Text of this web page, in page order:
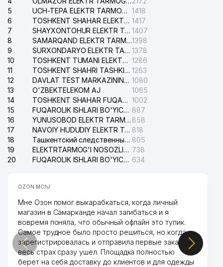
5
UCH-TEPA ELEKTR TARMOG'I NOSOZLIKLARI XIZMATI 1418
6
TOSHKENT SHAHAR ELEKTR TARMOQLARI KORXONASI AJ 1417
7
SHAYXONTOHUR ELEKTR TARMOG'I NOSOZLIKLARINI TUZATISH XIZMATI 1407
8
SAMARQAND ELEKTR TARMOQLARI AJ1398
9
SURXONDARYO ELEKTR TARMOQLARI AJ 1378
10
TOSHKENT TUMANI ELEKTR TARMOG'I AVARIYA XIZMATI 1286
11
TOSHKENT SHAHRI TASHKILOT TELEFONLARI HAQIDA MA'LUMOT BYUROSI 1263
12
DAVLAT TEST MARKAZINING ISHONCH TELEFONLARI 1080
13
O'ZBEKTELEKOM AJ
1065
14
TOSHKENT SHAHAR FUQAROLIK ISHLARI BO'YICHA SUDI 1002
15
FUQAROLIK ISHLARI BO'YICHA YAKKASAROY TUMANLARARO SUDI 887
16
YUNUSOBOD ELEKTR TARMOG'I NOSOZLIKLARI XIZMATI 858
17
NAVOIY HUDUDIY ELEKTR TARMOQLARI KORXONASI AJ 818
18
Ташкентский следственный изолятор 805
19
ELEKTRTARMOG'I NOSOZLIKLARINI TO'ZATISH SERGELI XIZMATI 738
20
FUQAROLIK ISHLARI BO'YICHA UCH-TEPA TUMANI SUDI 634
OZON MChJ
Мне Озон помог выкарабкаться, когда личный
магазин в Самарканде начал загибаться и я
вовремя поняла, что обычный офлайн это тупик.
Самое трудное было просто решиться, но когда
зарегистрировалась и отправила первые заказы,
весь страх сразу ушел. Площадка полностью
берет на себя доставку до клиентов и для одежды